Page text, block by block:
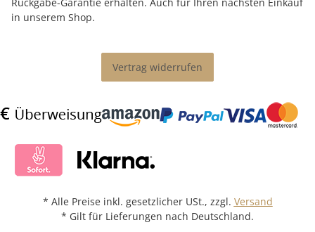
Rückgabe-Garantie erhalten. Auch für Ihren nächsten Einkauf
in unserem Shop.
Vertrag widerrufen
* Alle Preise inkl. gesetzlicher USt., zzgl. Versand
* Gilt für Lieferungen nach Deutschland.